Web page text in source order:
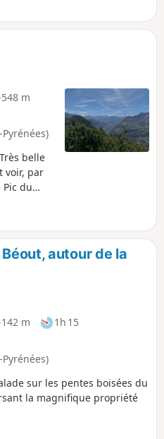
plus
à partir de
de
la partie
peut,
le
de
de
de
m
belle
voir, par
du
et
La
bien
exposée.
tout
autour de la
m
1h 15
sur les pentes boisées du
la magnifique propriété